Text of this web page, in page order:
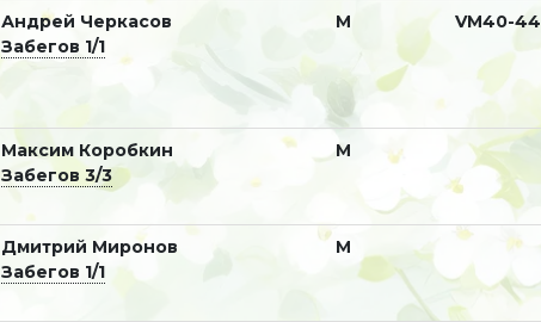
Андрей Черкасов
Забегов 1/1
М VM40-44
Максим Коробкин
Забегов 3/3
М
Дмитрий Миронов
Забегов 1/1
М